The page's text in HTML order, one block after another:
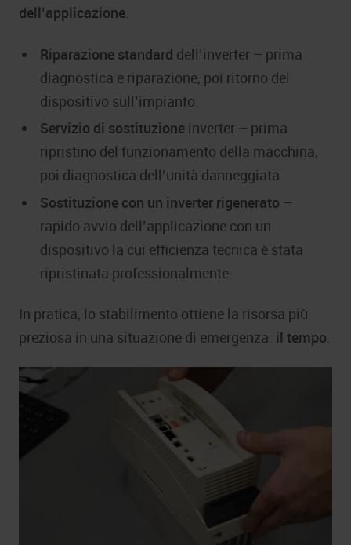
dell’applicazione.
Riparazione standard dell’inverter – prima
diagnostica e riparazione, poi ritorno del
dispositivo sull’impianto.
Servizio di sostituzione inverter – prima
ripristino del funzionamento della macchina,
poi diagnostica dell’unità danneggiata.
Sostituzione con un inverter rigenerato –
rapido avvio dell’applicazione con un
dispositivo la cui efficienza tecnica è stata
ripristinata professionalmente.
In pratica, lo stabilimento ottiene la risorsa più
preziosa in una situazione di emergenza: il tempo.